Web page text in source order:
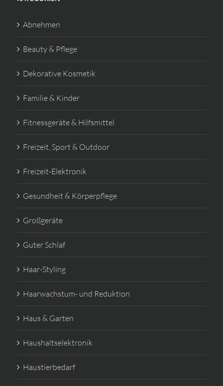
Abnehmen
Beauty & Pflege
Dekorative Kosmetik
Familie & Kinder
Fitnessgeräte & Hilfsmittel
Freizeit, Sport & Outdoor
Freizeit-Elektronik
Gesundheit & Körperpflege
Großgeräte
Guter Schlaf
Haar-Styling
Haarwachstum- und Reduktion
Haus & Garten
Haushaltselektronik
Haustierbedarf